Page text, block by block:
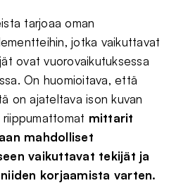
tarjoaa oman
jotka vaikuttavat
ovat vuorovaikutuksessa
On huomioitava, että
on ajateltava ison kuvan
mittarit
mahdolliset
vaikuttavat tekijät ja
korjaamista varten.